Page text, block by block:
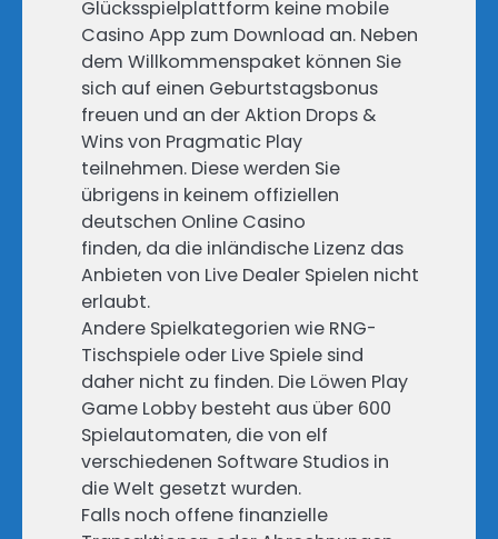
Glücksspielplattform keine mobile
Casino App zum Download an. Neben
dem Willkommenspaket können Sie
sich auf einen Geburtstagsbonus
freuen und an der Aktion Drops &
Wins von Pragmatic Play
teilnehmen. Diese werden Sie
übrigens in keinem offiziellen
deutschen Online Casino
finden, da die inländische Lizenz das
Anbieten von Live Dealer Spielen nicht
erlaubt.
Andere Spielkategorien wie RNG-
Tischspiele oder Live Spiele sind
daher nicht zu finden. Die Löwen Play
Game Lobby besteht aus über 600
Spielautomaten, die von elf
verschiedenen Software Studios in
die Welt gesetzt wurden.
Falls noch offene finanzielle